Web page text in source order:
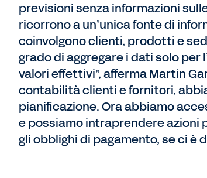
previsioni senza informazioni
ricorrono a un’unica fonte di
coinvolgono clienti, prodotti e
grado di aggregare i dati solo per
valori effettivi”, afferma Martin
contabilità clienti e fornitori,
pianificazione. Ora abbiamo
e possiamo intraprendere azioni
gli obblighi di pagamento, se ci è